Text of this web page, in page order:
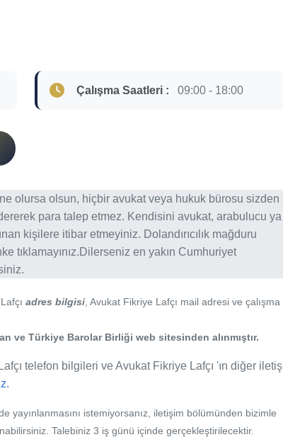
Çalışma Saatleri : 09:00 - 18:00
olursa olsun, hiçbir avukat veya hukuk bürosu sizden
para talep etmez. Kendisini avukat, arabulucu
kişilere itibar etmeyiniz. Dolandırıcılık mağduru
tıklamayınız.Dilerseniz en yakın Cumhuriyet
adres bilgisi , Avukat Fikriye Lafçı mail adresi ve çalışma
ve Türkiye Barolar Birliği web sitesinden alınmıştır.
telefon bilgileri ve Avukat Fikriye Lafçı 'ın diğer
yayınlanmasını istemiyorsanız, iletişim bölümünden bizimle
Talebiniz 3 iş günü içinde gerçekleştirilecektir.